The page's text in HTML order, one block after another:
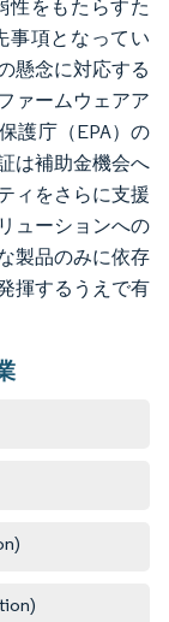
性をもたらすた
事項となってい
懸念に対応する
ァームウェアア
護庁（EPA）の
は補助金機会へ
ィをさらに支援
ューションへの
製品のみに依存
揮するうえで有